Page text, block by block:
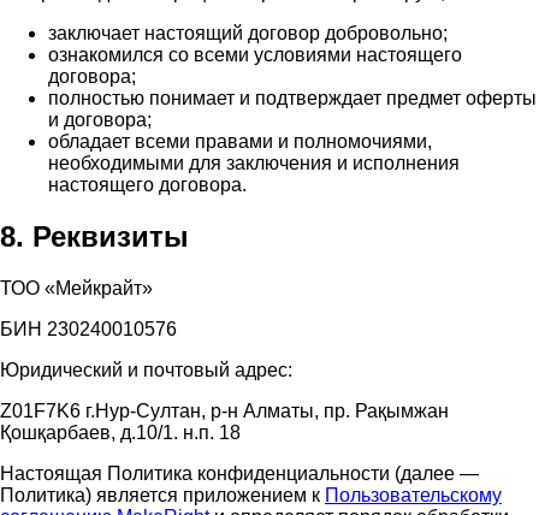
заключает настоящий договор добровольно;
ознакомился со всеми условиями настоящего
договора;
полностью понимает и подтверждает предмет оферты
и договора;
обладает всеми правами и полномочиями,
необходимыми для заключения и исполнения
настоящего договора.
8. Реквизиты
ТОО «Мейкрайт»
БИН 230240010576
Юридический и почтовый адрес:
Z01F7K6 г.Нур-Султан, р-н Алматы, пр. Рақымжан
Қошқарбаев, д.10/1. н.п. 18
Настоящая Политика конфиденциальности (далее —
Политика) является приложением к Пользовательскому